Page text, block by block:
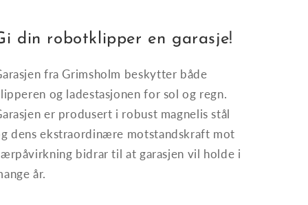
din robotklipper en garasje!
fra Grimsholm beskytter både
og ladestasjonen for sol og regn.
er produsert i robust magnelis stål
dens ekstraordinære motstandskraft mot
bidrar til at garasjen vil holde i
år.